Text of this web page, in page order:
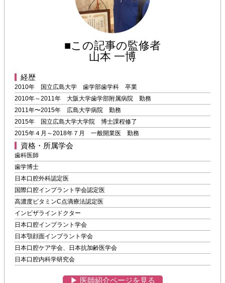
■この記事の監修者
山本 一博
経歴
2010年 国立広島大学 歯学部歯学科 卒業
2010年～2011年 大阪大学歯学部附属病院 勤務
2011年〜2015年 広島大学病院 勤務
2015年 国立広島大学大学院 博士課程修了
2015年４月～2018年７月 一般開業医 勤務
資格・所属学会
歯科医師
歯学博士
日本口腔外科認定医
国際口腔インプラント学会認定医
高濃度ビタミンC点滴療法認定医
インビザラインドクター
日本口腔インプラント学会
日本顎顔面インプラント学会
日本口腔ケア学会、日本抗加齢医学会
日本口腔内科学研究会
▶︎ 医師紹介ページを見る